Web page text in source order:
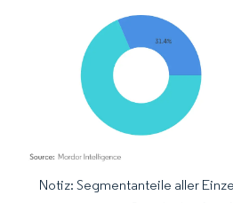
Bild © Mordor Intelligence.
Notiz: Segmentanteile aller